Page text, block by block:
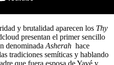
y brutalidad aparecen los Thy
presentan el primer sencillo
denominada Asherah hace
tradiciones semíticas y hablando
que fuera esposa de Yavé y